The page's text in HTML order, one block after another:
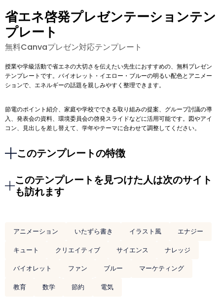
省エネ啓発プレゼンテーションテン
プレート
無料Canvaプレゼン対応テンプレート
授業や学級活動で省エネの大切さを伝えたい先生におすすめの、無料プレゼン
テンプレートです。バイオレット・イエロー・ブルーの明るい配色とアニメー
ションで、エネルギーの話題を親しみやすく整理できます。
節電のポイント紹介、家庭や学校でできる取り組みの提案、グループ討議の導
入、発表会の資料、環境委員会の啓発スライドなどに活用可能です。図やアイ
コン、見出しを差し替えて、学年やテーマに合わせて調整してください。
このテンプレートの特徴
このテンプレートを見つけた人は次のサイト
も訪れます
アニメーション いたずら書き イラスト風
エナジー
キュート
クリエイティブ サイエンス
ナレッジ
バイオレット
ファン ブルー
マーケティング
教育
数学 節約 電気